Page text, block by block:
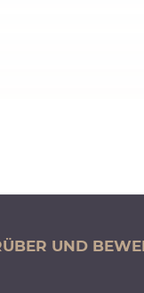
UND